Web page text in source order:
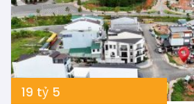
19 tỷ 5